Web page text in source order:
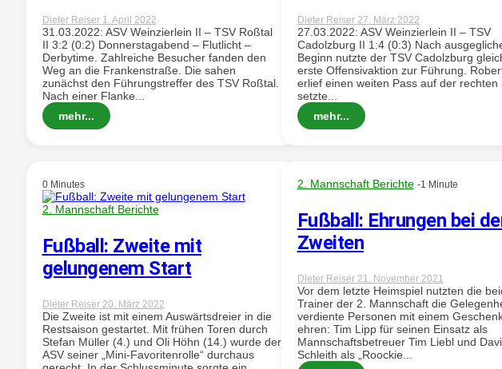
Dieter Reiser 1. April 2022
31.03.2022: ASV Weinzierlein II – TSV Roßtal
II 3:2 (0:2) Donnerstagabend – Flutlicht –
Derbytime. Zahlreiche Besucher fanden den
Weg an die Frankenstraße. Die sahen
zunächst den Führungstreffer des TSV Roßtal.
Nach einer Flanke...
mehr...
Dieter Reiser 27. März 2022
27.03.2022: ASV Weinzierlein II – TSV
Cadolzburg II 1:4 (0:3) Nach
Beginn nutzte der TSV Cadolzburg
erste Offensivaktion zur Führung. Robert
erlief einen weiten Pass auf der rechten
setzte...
mehr...
0 Minutes
2. Mannschaft Berichte
Fußball: Zweite mit
gelungenem Start
Dieter Reiser 20. März 2022
Die Zweite ist mit einem Auswärtsdreier in die
Restsaison gestartet. Mit frühen Toren durch
Stefan Müller (4.) und Oli Höhn (14.) wurde der
ASV seiner „Mini-Favoritenrolle“ durchaus
2. Mannschaft Berichte -1 Minute
Fußball: Ehrungen bei
Zweiten
Dieter Reiser 21. November 2021
Vor dem letzte Heimspiel nutzten die
Trainer der 2. Mannschaft die
verdiente Personen mit einem
ehren: Tim Lipp für seinen Einsatz als
Mannschaftsbetreuer Tim Liebl und
Schleith als „Roockie...